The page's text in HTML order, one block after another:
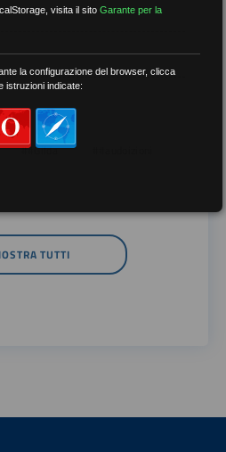
##Gilda
TUTTI
visita il sitoGarante per la
la configurazione del browser, clicca
istruzioni indicate: